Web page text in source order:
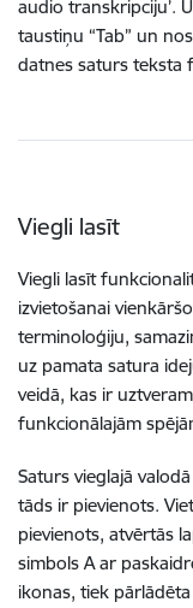
audio transkripciju’.
taustiņu “Tab” un
datnes saturs teksta
Viegli lasīt
Viegli lasīt
izvietošanai
terminoloģiju,
uz pamata satura
veidā, kas ir
funkcionālajām
Saturs vieglajā
tāds ir pievienots.
pievienots, atvērtās
simbols A ar
ikonas, tiek